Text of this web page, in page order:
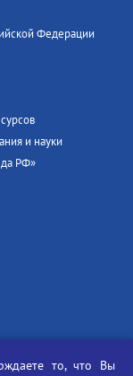
Федерации
и науки
РФ»
то, что Вы